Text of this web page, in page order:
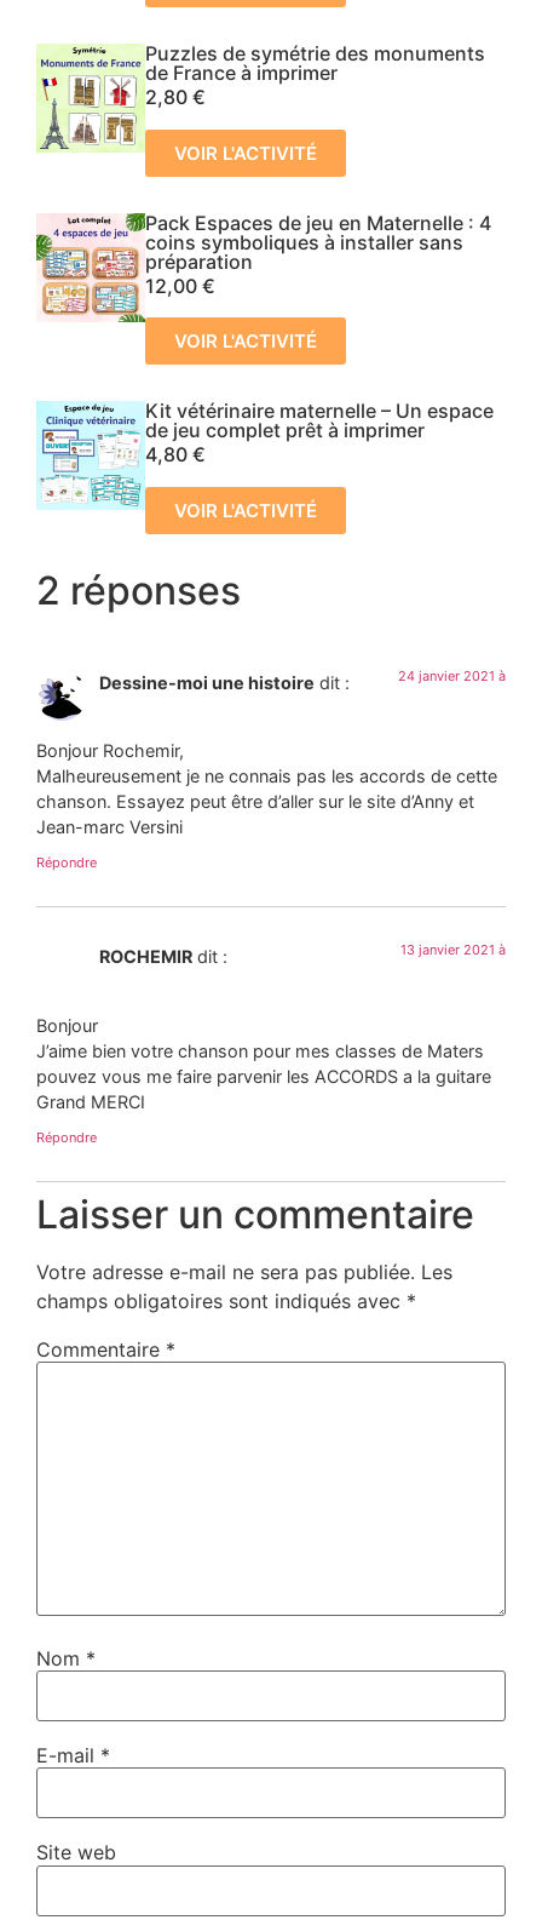
Puzzles de symétrie des monuments
de France à imprimer
2,80 €
VOIR L'ACTIVITÉ
Pack Espaces de jeu en Maternelle : 4
coins symboliques à installer sans
préparation
12,00 €
VOIR L'ACTIVITÉ
Kit vétérinaire maternelle – Un espace
de jeu complet prêt à imprimer
4,80 €
VOIR L'ACTIVITÉ
2 réponses
Dessine-moi une histoire dit : 24 janvier 2021 à
Bonjour Rochemir,
Malheureusement je ne connais pas les accords de cette
chanson. Essayez peut être d’aller sur le site d’Anny et
Jean-marc Versini
Répondre
ROCHEMIR dit : 13 janvier 2021 à
Bonjour
J’aime bien votre chanson pour mes classes de Maters
pouvez vous me faire parvenir les ACCORDS a la guitare
Grand MERCI
Répondre
Laisser un commentaire
Votre adresse e-mail ne sera pas publiée. Les
champs obligatoires sont indiqués avec *
Commentaire *
Nom *
E-mail *
Site web